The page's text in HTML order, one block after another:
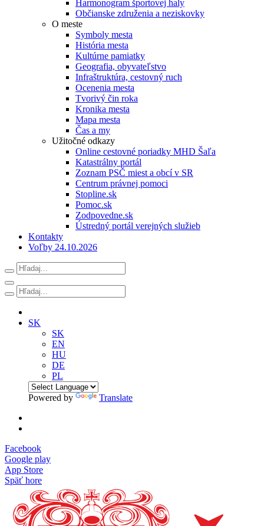
Harmonogram športovej haly
Občianske združenia a neziskovky
O meste
Symboly mesta
História mesta
Kultúrne pamiatky
Geografia, obyvateľstvo
Infraštruktúra, cestovný ruch
Ocenenia mesta
Tvorivý čin roka
Kronika mesta
Mapa mesta
Čas a my
Užitočné odkazy
Online cestovné poriadky MHD Šaľa
Katastrálny portál
Zoznam PSČ miest a obcí v SR
Centrum právnej pomoci
Stopline.sk
Pomoc.sk
Zodpovedne.sk
Ústredný portál verejných služieb
Kontakty
Voľby 24.10.2026
SK
SK
EN
HU
DE
PL
Powered by Translate
Facebook
Google play
App Store
Späť hore